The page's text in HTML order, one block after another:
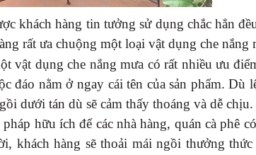
khách hàng tin tưởng sử dụng chắc hẳn
rất ưa chuộng một loại vật dụng che
vật dụng che nắng mưa có rất nhiều ưu
đáo nằm ở ngay cái tên của sản phẩm. Dù
dưới tán dù sẽ cảm thấy thoáng và dễ chịu.
hữu ích để các nhà hàng, quán cà phê
khách hàng sẽ thoải mái ngồi thưởng